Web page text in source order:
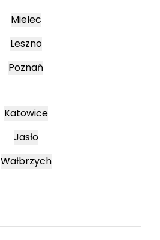
Mielec
Leszno
Poznań
Katowice
Jasło
Wałbrzych